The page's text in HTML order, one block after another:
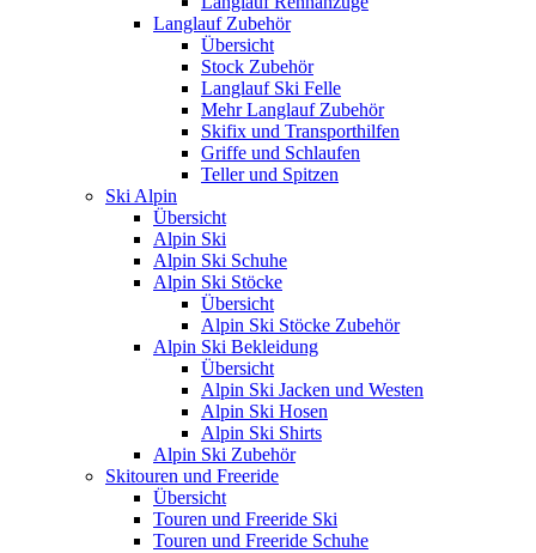
Langlauf Zubehör
Übersicht
Stock Zubehör
Langlauf Ski Felle
Mehr Langlauf Zubehör
Skifix und Transporthilfen
Griffe und Schlaufen
Teller und Spitzen
Ski Alpin
Übersicht
Alpin Ski
Alpin Ski Schuhe
Alpin Ski Stöcke
Übersicht
Alpin Ski Stöcke Zubehör
Alpin Ski Bekleidung
Übersicht
Alpin Ski Jacken und Westen
Alpin Ski Hosen
Alpin Ski Shirts
Alpin Ski Zubehör
Skitouren und Freeride
Übersicht
Touren und Freeride Ski
Touren und Freeride Schuhe